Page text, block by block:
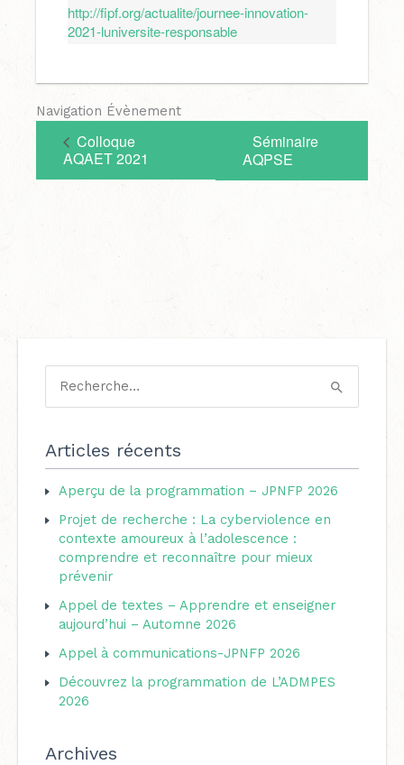
http://fipf.org/actualite/journee-innovation-
2021-luniversite-responsable
Navigation Évènement
Colloque
AQAET 2021
Séminaire
AQPSE
c
h
e
r
e
:
Articles récents
Aperçu de la programmation – JPNFP 2026
Projet de recherche : La cyberviolence en
contexte amoureux à l’adolescence :
comprendre et reconnaître pour mieux
prévenir
Appel de textes – Apprendre et enseigner
aujourd’hui – Automne 2026
Appel à communications-JPNFP 2026
Découvrez la programmation de L’ADMPES
2026
Archives
g